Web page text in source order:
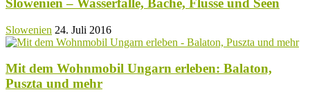
Slowenien – Wasserfälle, Bäche, Flüsse und Seen
Slowenien 24. Juli 2016
Mit dem Wohnmobil Ungarn erleben: Balaton,
Puszta und mehr